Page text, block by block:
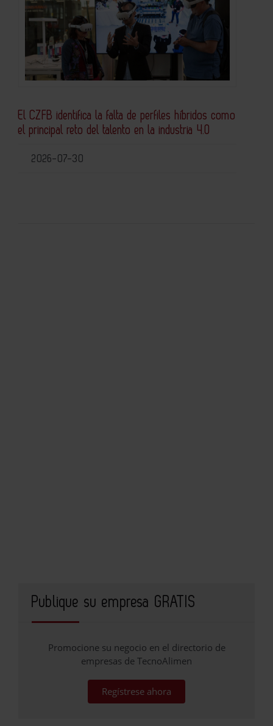
El CZFB identifica la falta de perfiles híbridos como
el principal reto del talento en la industria 4.0
2026-07-30
Publique su empresa GRATIS
Promocione su negocio en el directorio de
empresas de TecnoAlimen
Regístrese ahora